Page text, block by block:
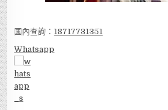
國內查詢： 18717731351
Whatsapp